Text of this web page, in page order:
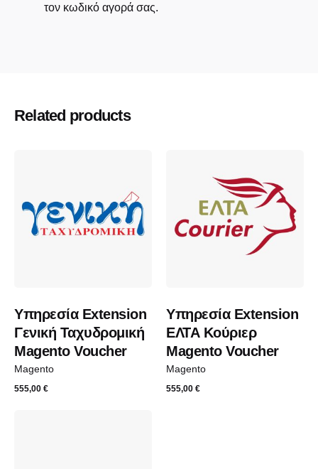
τον κωδικό αγορά σας.
Related products
Υπηρεσία Extension
Γενική Ταχυδρομική
Magento Voucher
Magento
555,00 €
Υπηρεσία Extension
ΕΛΤΑ Κούριερ
Magento Voucher
Magento
555,00 €